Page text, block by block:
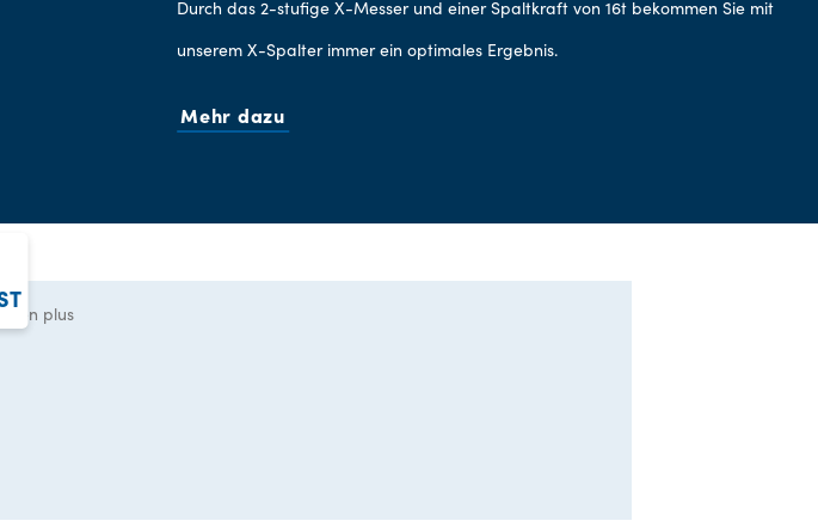
Durch das 2-stufige X-Messer und einer Spaltkraft von 16t bekommen Sie mit
unserem X-Spalter immer ein optimales Ergebnis.
Mehr dazu